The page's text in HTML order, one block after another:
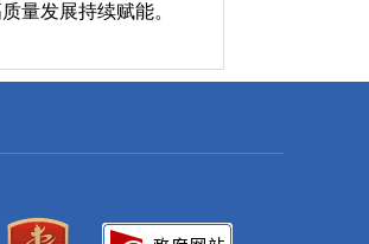
量发展持续赋能。